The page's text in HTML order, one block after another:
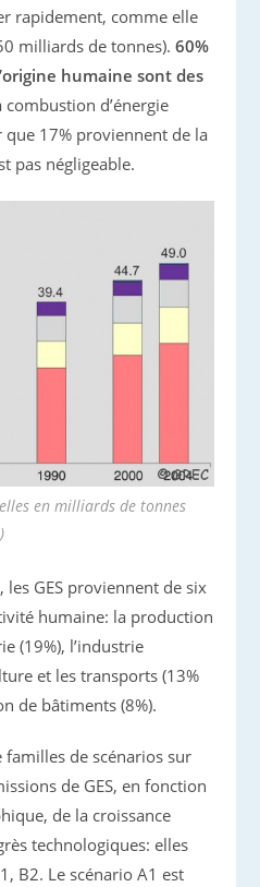
rapidement, comme elle
milliards de tonnes).60%
humaine sont des
d’énergie
17% proviennent de la
pas négligeable.
en milliards de tonnes
les GES proviennent de six
humaine: la production
(19%), l’industrie
et les transports (13%
de bâtiments (8%).
familles de scénarios sur
de GES, en fonction
de la croissance
technologiques: elles
B2. Le scénario A1 est